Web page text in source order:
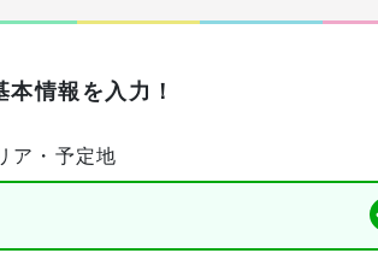
本情報を入力！
ア・予定地